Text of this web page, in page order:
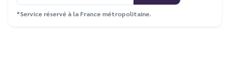
*Service réservé à la France métropolitaine.